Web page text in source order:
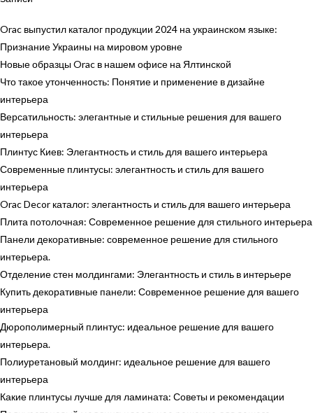
Orac выпустил каталог продукции 2024 на украинском языке:
Признание Украины на мировом уровне
Новые образцы Orac в нашем офисе на Ялтинской
Что такое утонченность: Понятие и применение в дизайне
интерьера
Версатильность: элегантные и стильные решения для вашего
интерьера
Плинтус Киев: Элегантность и стиль для вашего интерьера
Современные плинтусы: элегантность и стиль для вашего
интерьера
Orac Decor каталог: элегантность и стиль для вашего интерьера
Плита потолочная: Современное решение для стильного интерьера
Панели декоративные: современное решение для стильного
интерьера.
Отделение стен молдингами: Элегантность и стиль в интерьере
Купить декоративные панели: Современное решение для вашего
интерьера
Дюрополимерный плинтус: идеальное решение для вашего
интерьера.
Полиуретановый молдинг: идеальное решение для вашего
интерьера
Какие плинтусы лучше для ламината: Советы и рекомендации